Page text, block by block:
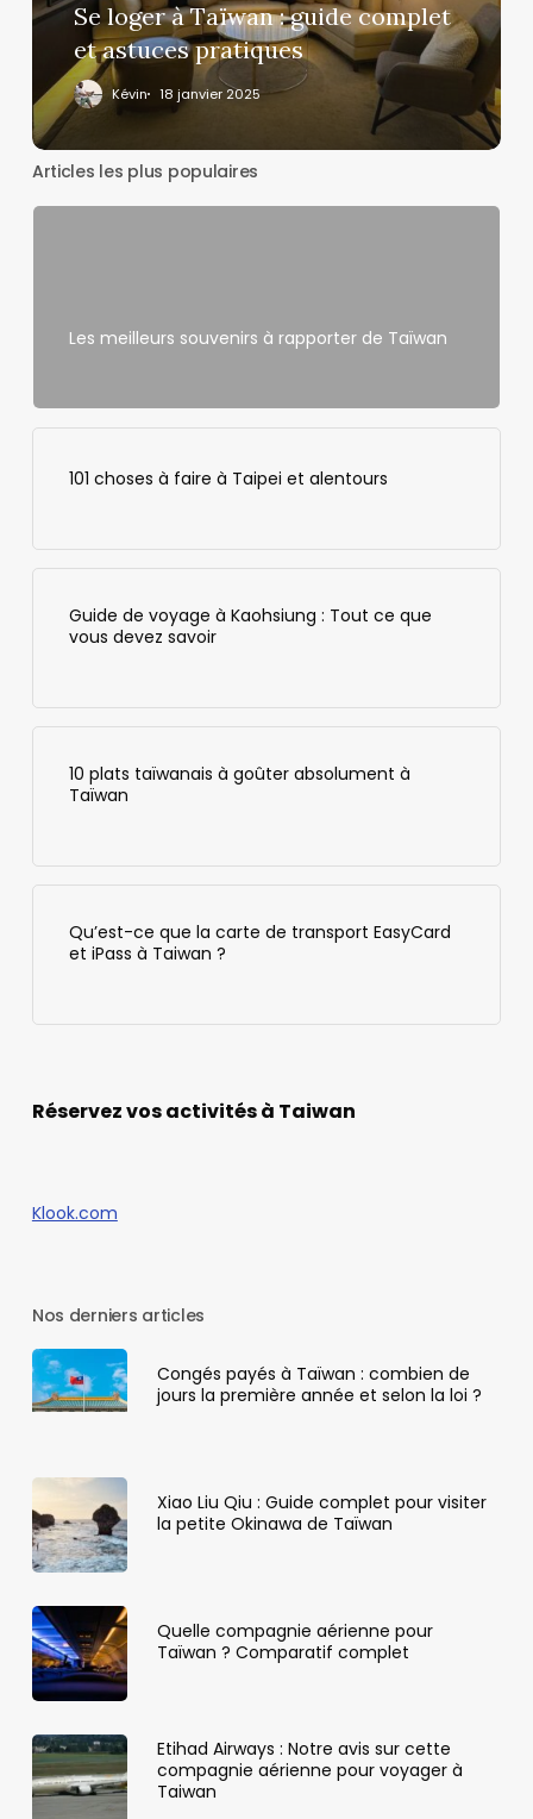
et
astuces
pratiques
Se loger à Taïwan : guide complet
et astuces pratiques
Kévin 18 janvier 2025
Articles les plus populaires
Les meilleurs souvenirs à rapporter de Taïwan
101 choses à faire à Taipei et alentours
Guide de voyage à Kaohsiung : Tout ce que
vous devez savoir
10 plats taïwanais à goûter absolument à
Taïwan
Qu’est-ce que la carte de transport EasyCard
et iPass à Taiwan ?
Réservez vos activités à Taiwan
Klook.com
Nos derniers articles
Congés payés à Taïwan : combien de
jours la première année et selon la loi ?
Xiao Liu Qiu : Guide complet pour visiter
la petite Okinawa de Taïwan
Quelle compagnie aérienne pour
Taïwan ? Comparatif complet
Etihad Airways : Notre avis sur cette
compagnie aérienne pour voyager à
Taiwan